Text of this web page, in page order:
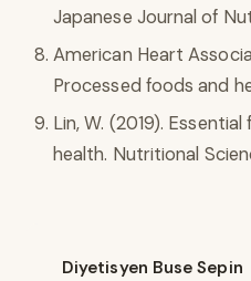
Japanese Journal of
American Heart
Processed foods and
Lin, W. (2019).
health. Nutritional
Diyetisyen Buse Sepin